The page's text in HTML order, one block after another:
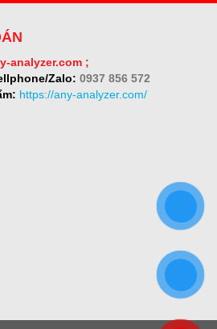
analyzer.com ;
Zalo: 0937 856 572
https://any-analyzer.com/